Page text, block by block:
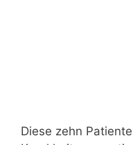
Diese zehn